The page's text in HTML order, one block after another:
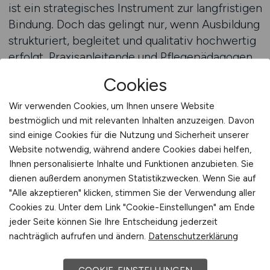
ist ein strategisches Instrument zur langfristigen
Bindung. Doch das gelingt nur, wenn Ausbildung
strukturiert, begleitet und qualitativ hochwertig
erfolgt. Praxisanleitende und Pflegepädagogen
GESUNDHEIT.JOBS unterstützt Sie dabei, diese
Spezialrollen mit Menschen zu besetzen, die
nicht nur fachlich überzeugen, sondern auch
Werte und Haltung mitbringen. Durch
passgenaue Keyword-Strategie, optimierte
Darstellung und regionale Aussteuerung
gewinnen Sie die Köpfe, die Ihre Zukunft
ausbilden.
Beratung anfordern
Cookies
Wir verwenden Cookies, um Ihnen unsere Website
bestmöglich und mit relevanten Inhalten anzuzeigen. Davon
sind einige Cookies für die Nutzung und Sicherheit unserer
Website notwendig, während andere Cookies dabei helfen,
Ihnen personalisierte Inhalte und Funktionen anzubieten. Sie
dienen außerdem anonymen Statistikzwecken. Wenn Sie auf
"Alle akzeptieren" klicken, stimmen Sie der Verwendung aller
Cookies zu. Unter dem Link "Cookie-Einstellungen" am Ende
jeder Seite können Sie Ihre Entscheidung jederzeit
nachträglich aufrufen und ändern. Datenschutzerklärung